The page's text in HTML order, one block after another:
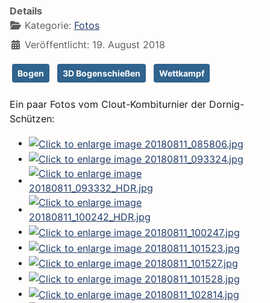
Details
Kategorie: Fotos
Veröffentlicht: 19. August 2018
Bogen 3D Bogenschießen Wettkampf
Ein paar Fotos vom Clout-Kombiturnier der Dornig-
Schützen: